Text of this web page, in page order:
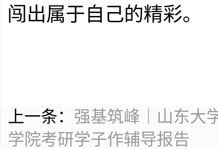
闯出属于自己的精彩。
上一条： 强基筑峰｜山东大
学院考研学子作辅导报告